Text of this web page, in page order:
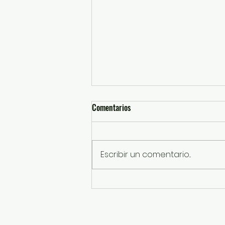
Caravanas Itinerantes han
Comentarios
Escribir un comentario...